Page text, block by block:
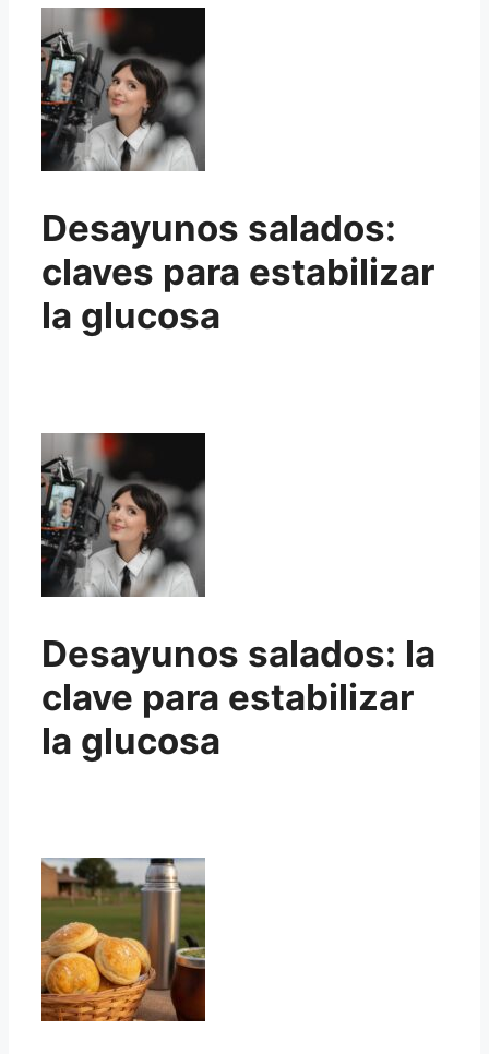
Desayunos salados:
claves para estabilizar
la glucosa
Desayunos salados: la
clave para estabilizar
la glucosa